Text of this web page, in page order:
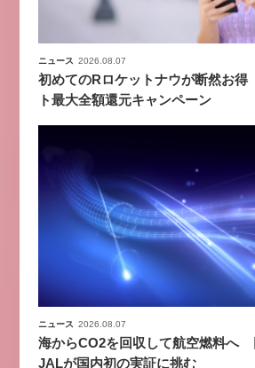
ニュース 2026.08.07
初めてのRロケットナウが断然お
ト最大全額還元キャンペーン
ニュース 2026.08.07
海からCO2を回収して航空燃料へ
JALが国内初の実証に挑む